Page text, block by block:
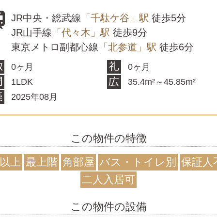
JR中央・総武線 「千駄ケ谷」駅 徒歩5分
JR山手線 「代々木」駅 徒歩9分
東京メトロ副都心線 「北参道」駅 徒歩6分
0ヶ月
0ヶ月
1LDK
35.4m²～45.85m²
2025年08月
この物件の特徴
上 最上階 角部屋 バス・トイレ別
保証人
二人入居可
この物件の設備